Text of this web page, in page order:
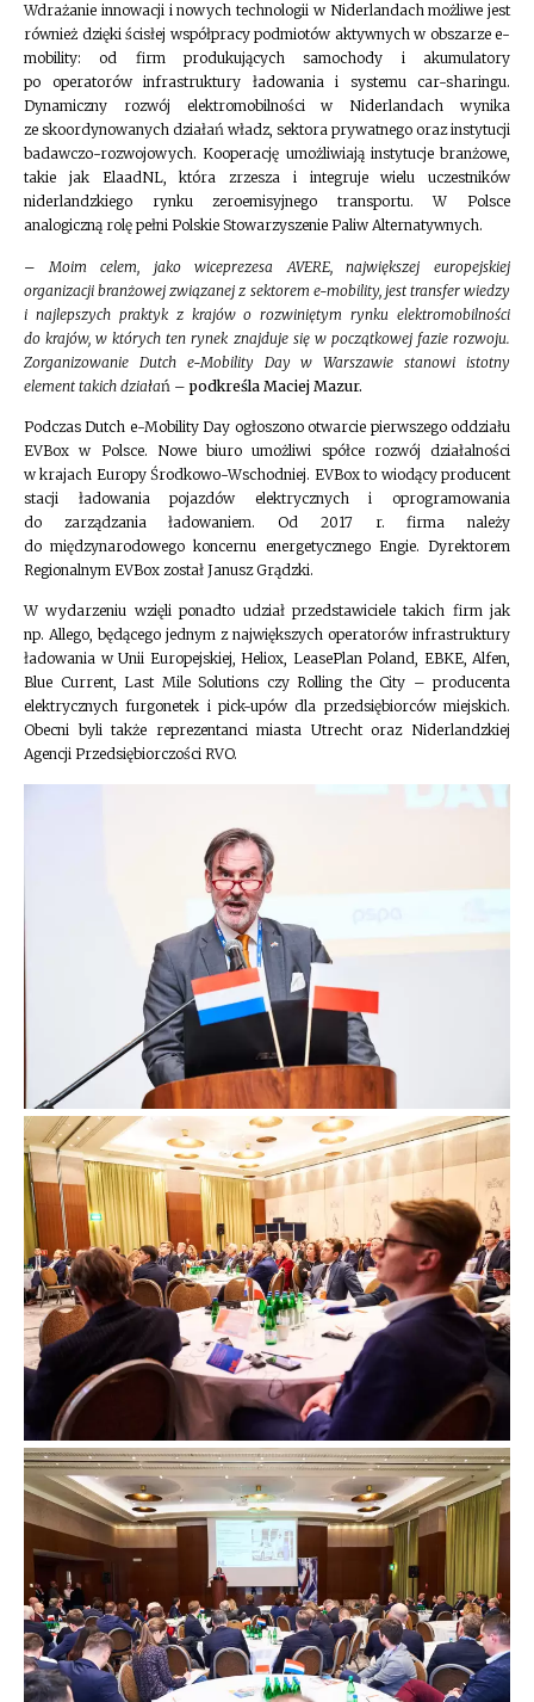
Wdrażanie innowacji i nowych technologii w Niderlandach możliwe jest
również dzięki ścisłej współpracy podmiotów aktywnych w obszarze e-
mobility: od firm produkujących samochody i akumulatory
po operatorów infrastruktury ładowania i systemu car-sharingu.
Dynamiczny rozwój elektromobilności w Niderlandach wynika
ze skoordynowanych działań władz, sektora prywatnego oraz instytucji
badawczo-rozwojowych. Kooperację umożliwiają instytucje branżowe,
takie jak ElaadNL, która zrzesza i integruje wielu uczestników
niderlandzkiego rynku zeroemisyjnego transportu. W Polsce
analogiczną rolę pełni Polskie Stowarzyszenie Paliw Alternatywnych.
– Moim celem, jako wiceprezesa AVERE, największej europejskiej
organizacji branżowej związanej z sektorem e-mobility, jest transfer wiedzy
i najlepszych praktyk z krajów o rozwiniętym rynku elektromobilności
do krajów, w których ten rynek znajduje się w początkowej fazie rozwoju.
Zorganizowanie Dutch e-Mobility Day w Warszawie stanowi istotny
element takich działań – podkreśla Maciej Mazur.
Podczas Dutch e-Mobility Day ogłoszono otwarcie pierwszego oddziału
EVBox w Polsce. Nowe biuro umożliwi spółce rozwój działalności
w krajach Europy Środkowo-Wschodniej. EVBox to wiodący producent
stacji ładowania pojazdów elektrycznych i oprogramowania
do zarządzania ładowaniem. Od 2017 r. firma należy
do międzynarodowego koncernu energetycznego Engie. Dyrektorem
Regionalnym EVBox został Janusz Grądzki.
W wydarzeniu wzięli ponadto udział przedstawiciele takich firm jak
np. Allego, będącego jednym z największych operatorów infrastruktury
ładowania w Unii Europejskiej, Heliox, LeasePlan Poland, EBKE, Alfen,
Blue Current, Last Mile Solutions czy Rolling the City – producenta
elektrycznych furgonetek i pick-upów dla przedsiębiorców miejskich.
Obecni byli także reprezentanci miasta Utrecht oraz Niderlandzkiej
Agencji Przedsiębiorczości RVO.